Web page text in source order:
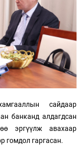
сайдаар
банканд алдагдсан
эргүүлж авахаар
гомдол гаргасан.